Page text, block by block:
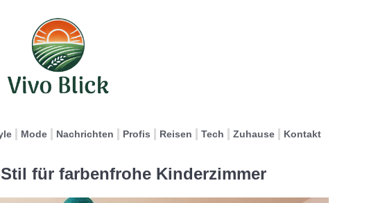
Mode Nachrichten Profis Reisen Tech Zuhause Kontakt
für farbenfrohe Kinderzimmer